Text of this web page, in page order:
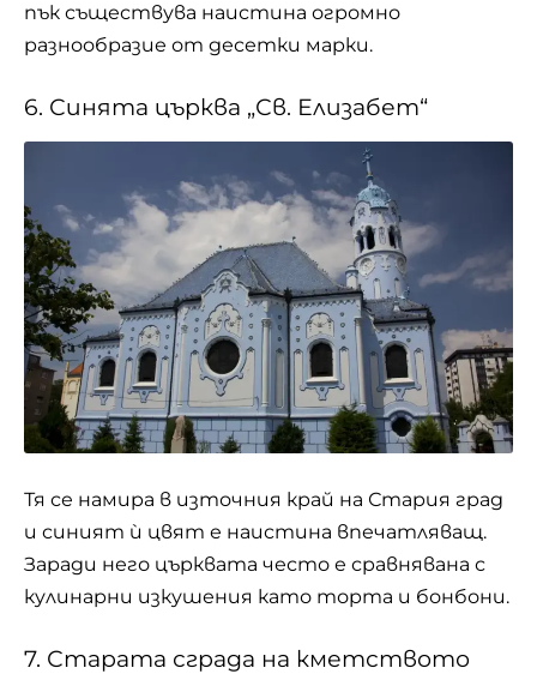
пък съществува наистина огромно
разнообразие от десетки марки.
6. Синята църква „Св. Елизабет“
Тя се намира в източния край на Стария град
и синият ѝ цвят е наистина впечатляващ.
Заради него църквата често е сравнявана с
кулинарни изкушения като торта и бонбони.
7. Старата сграда на кметството